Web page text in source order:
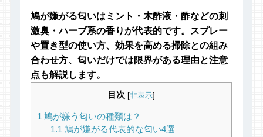
鳩が嫌がる匂いはミント・木酢液・酢などの刺
激臭・ハーブ系の香りが代表的です。スプレー
や置き型の使い方、効果を高める掃除との組み
合わせ方、匂いだけでは限界がある理由と注意
点も解説します。
目次 [非表示]
1 鳩が嫌う匂いの種類は？
1.1鳩が嫌がる代表的な匂い4選